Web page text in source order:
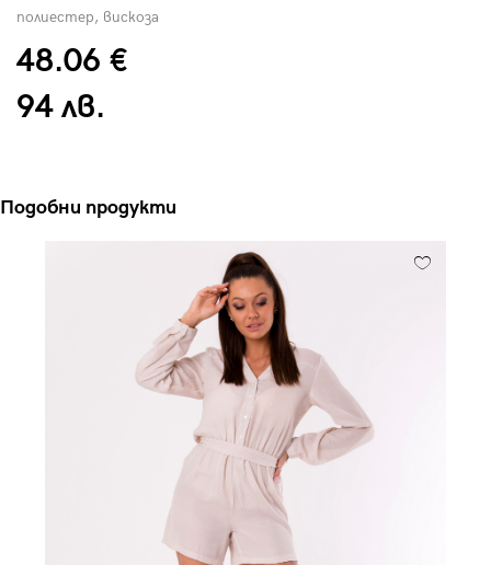
полиестер, вискоза
48.06 €
94 лв.
Подобни продукти